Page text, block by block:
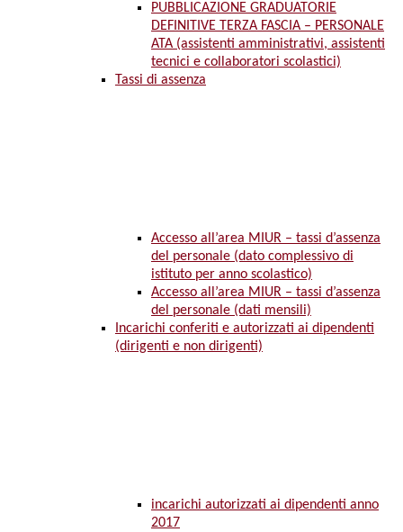
PUBBLICAZIONE GRADUATORIE
DEFINITIVE TERZA FASCIA – PERSONALE
ATA (assistenti amministrativi, assistenti
tecnici e collaboratori scolastici)
Tassi di assenza
Accesso all’area MIUR – tassi d’assenza
del personale (dato complessivo di
istituto per anno scolastico)
Accesso all’area MIUR – tassi d’assenza
del personale (dati mensili)
Incarichi conferiti e autorizzati ai dipendenti
(dirigenti e non dirigenti)
incarichi autorizzati ai dipendenti anno
2017